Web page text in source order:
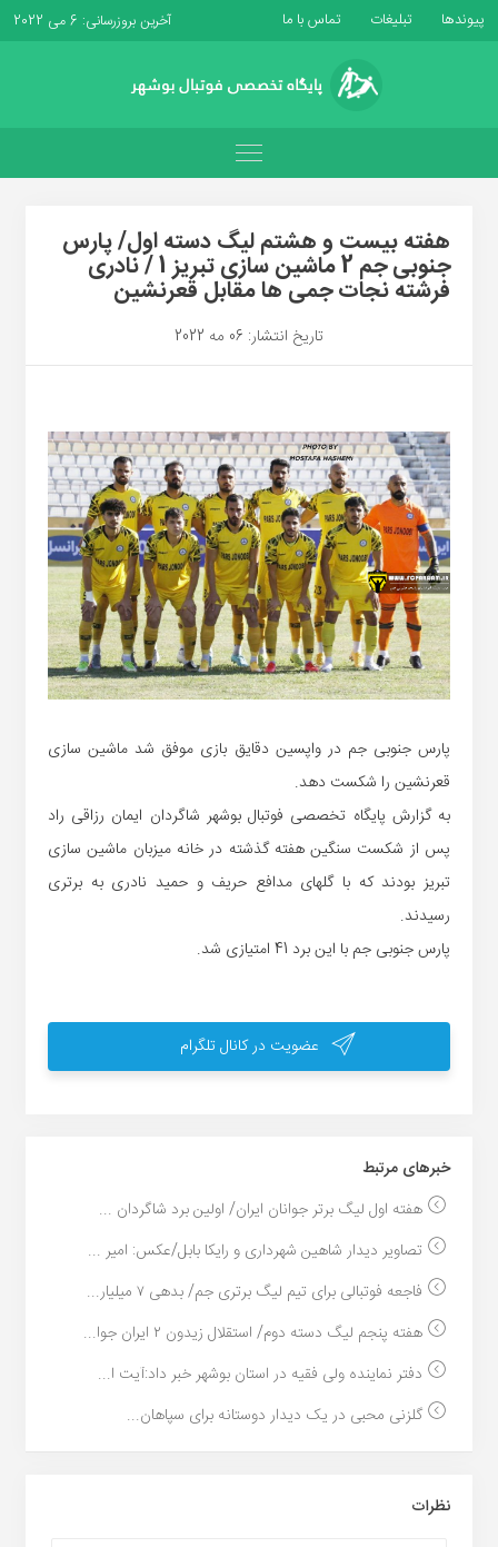
پیوندها تبلیغات تماس با ما آخرین بروزرسانی: 6 می 2022
هفته بیست و هشتم لیگ دسته اول/ پارس
جنوبی جم 2 ماشین سازی تبریز 1 / نادری
فرشته نجات جمی ها مقابل قعرنشین
تاریخ انتشار: 06 مه 2022
پارس جنوبی جم در واپسین دقایق بازی موفق شد ماشین سازی
قعرنشین را شکست دهد.
به گزارش پایگاه تخصصی فوتبال بوشهر شاگردان ایمان رزاقی راد
پس از شکست سنگین هفته گذشته در خانه میزبان ماشین سازی
تبریز بودند که با گلهای مدافع حریف و حمید نادری به برتری
رسیدند.
پارس جنوبی جم با این برد 41 امتیازی شد.
عضویت در کانال تلگرام
خبر‌های مرتبط
هفته اول لیگ برتر جوانان ایران/ اولین برد شاگردان ...
تصاویر دیدار شاهین شهرداری و رایکا بابل/عکس: امیر ...
فاجعه فوتبالی برای تیم لیگ برتری جم/ بدهی ۷ میلیار...
هفته پنجم لیگ دسته دوم/ استقلال زیدون ۲ ایران جوا...
دفتر نماینده ولی فقیه در استان بوشهر خبر داد:آیت ا...
گلزنی محبی در یک دیدار دوستانه برای سپاهان...
نظرات